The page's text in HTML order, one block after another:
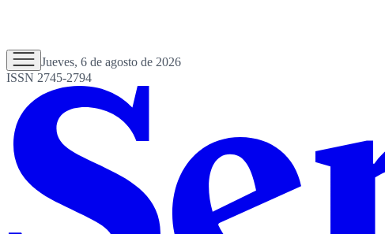
Jueves, 6 de agosto de 2026
ISSN 2745-2794